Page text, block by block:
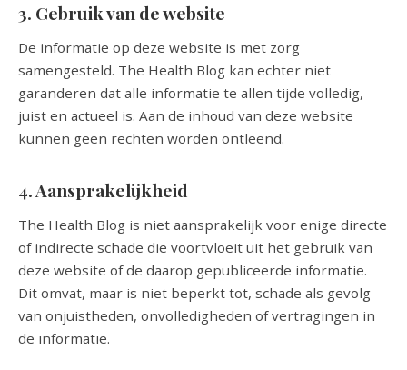
3. Gebruik van de website
De informatie op deze website is met zorg
samengesteld. The Health Blog kan echter niet
garanderen dat alle informatie te allen tijde volledig,
juist en actueel is. Aan de inhoud van deze website
kunnen geen rechten worden ontleend.
4. Aansprakelijkheid
The Health Blog is niet aansprakelijk voor enige directe
of indirecte schade die voortvloeit uit het gebruik van
deze website of de daarop gepubliceerde informatie.
Dit omvat, maar is niet beperkt tot, schade als gevolg
van onjuistheden, onvolledigheden of vertragingen in
de informatie.